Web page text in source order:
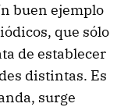
buen ejemplo
que sólo
de establecer
distintas. Es
surge